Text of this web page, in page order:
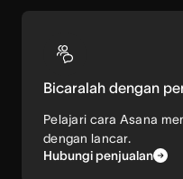
Bicaralah dengan
Pelajari cara Asana
dengan lancar.
Hubungi penjualan